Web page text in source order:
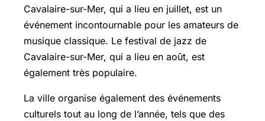
Cavalaire-sur-Mer, qui a lieu en juillet, est un
événement incontournable pour les amateurs de
musique classique. Le festival de jazz de
Cavalaire-sur-Mer, qui a lieu en août, est
également très populaire.
La ville organise également des événements
culturels tout au long de l’année, tels que des